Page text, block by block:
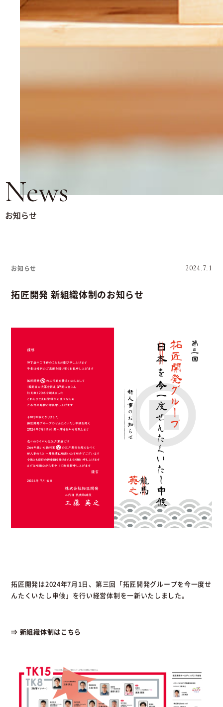
News
お知らせ
お知らせ 2024.7.1
拓匠開発 新組織体制のお知らせ
拓匠開発は2024年7月1日、第三回「拓匠開発グループを今一度せ
んたくいたし申候」を行い経営体制を一新いたしました。
⇒ 新組織体制はこちら